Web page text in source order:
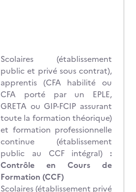
Scolaires (établissement
public et privé sous contrat),
apprentis (CFA habilité ou
CFA porté par un EPLE,
GRETA ou GIP-FCIP assurant
toute la formation théorique)
et formation professionnelle
continue (établissement
public au CCF intégral) :
Contrôle en Cours de
Formation (CCF)
Scolaires (établissement privé